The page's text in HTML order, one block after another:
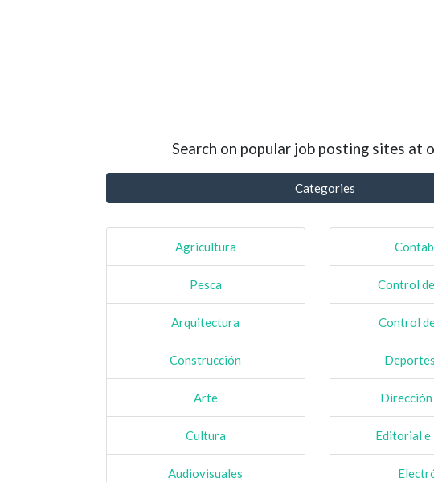
Search on popular job posting sites at
Categories
Agricultura
Pesca
Arquitectura
Construcción
Arte
Cultura
Audiovisuales
Control
Control
Dirección
Editorial e